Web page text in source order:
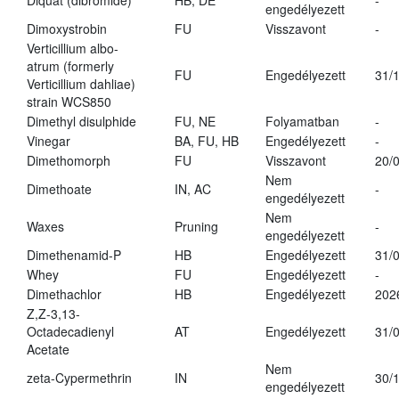
engedélyezett
Dimoxystrobin
FU Visszavont
-
Verticillium albo-
atrum (formerly
Verticillium dahliae)
strain WCS850
FU Engedélyezett 31/
Dimethyl disulphide FU, NE Folyamatban
-
Vinegar
BA, FU, HB Engedélyezett
-
Dimethomorph
FU Visszavont
20/
Dimethoate
IN, AC
Nem
engedélyezett
-
Waxes Pruning
Nem
engedélyezett
-
Dimethenamid-P
HB Engedélyezett
31/
Whey
FU Engedélyezett
-
Dimethachlor
HB Engedélyezett
Z,Z-3,13-
Octadecadienyl
Acetate
AT Engedélyezett 31/
zeta-Cypermethrin IN
Nem
engedélyezett
30/